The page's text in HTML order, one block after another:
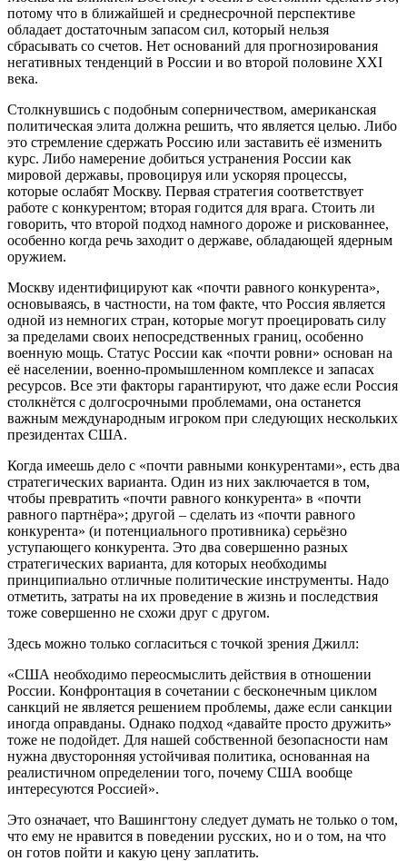
потому что в ближайшей и среднесрочной перспективе
обладает достаточным запасом сил, который нельзя
сбрасывать со счетов. Нет оснований для прогнозирования
негативных тенденций в России и во второй половине XXI
века.
Столкнувшись с подобным соперничеством, американская
политическая элита должна решить, что является целью. Либо
это стремление сдержать Россию или заставить её изменить
курс. Либо намерение добиться устранения России как
мировой державы, провоцируя или ускоряя процессы,
которые ослабят Москву. Первая стратегия соответствует
работе с конкурентом; вторая годится для врага. Стоить ли
говорить, что второй подход намного дороже и рискованнее,
особенно когда речь заходит о державе, обладающей ядерным
оружием.
Москву идентифицируют как «почти равного конкурента»,
основываясь, в частности, на том факте, что Россия является
одной из немногих стран, которые могут проецировать силу
за пределами своих непосредственных границ, особенно
военную мощь. Статус России как «почти ровни» основан на
её населении, военно-промышленном комплексе и запасах
ресурсов. Все эти факторы гарантируют, что даже если Россия
столкнётся с долгосрочными проблемами, она останется
важным международным игроком при следующих нескольких
президентах США.
Когда имеешь дело с «почти равными конкурентами», есть два
стратегических варианта. Один из них заключается в том,
чтобы превратить «почти равного конкурента» в «почти
равного партнёра»; другой – сделать из «почти равного
конкурента» (и потенциального противника) серьёзно
уступающего конкурента. Это два совершенно разных
стратегических варианта, для которых необходимы
принципиально отличные политические инструменты. Надо
отметить, затраты на их проведение в жизнь и последствия
тоже совершенно не схожи друг с другом.
Здесь можно только согласиться с точкой зрения Джилл:
«США необходимо переосмыслить действия в отношении
России. Конфронтация в сочетании с бесконечным циклом
санкций не является решением проблемы, даже если санкции
иногда оправданы. Однако подход «давайте просто дружить»
тоже не подойдет. Для нашей собственной безопасности нам
нужна двусторонняя устойчивая политика, основанная на
реалистичном определении того, почему США вообще
интересуются Россией».
Это означает, что Вашингтону следует думать не только о том,
что ему не нравится в поведении русских, но и о том, на что
он готов пойти и какую цену заплатить.